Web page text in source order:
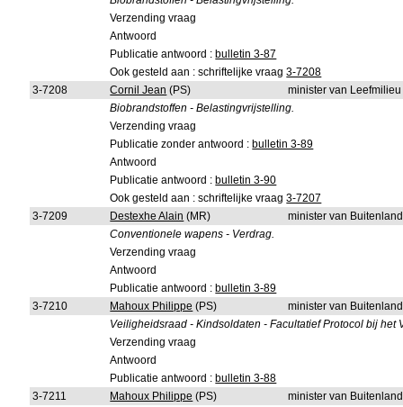
Verzending vraag
Antwoord
Publicatie antwoord : bulletin 3-87
Ook gesteld aan : schriftelijke vraag3-7208
3-7208
Cornil Jean (PS)
minister van
Biobrandstoffen - Belastingvrijstelling.
Verzending vraag
Publicatie zonder antwoord : bulletin 3-89
Antwoord
Publicatie antwoord : bulletin 3-90
Ook gesteld aan : schriftelijke vraag3-7207
3-7209
Destexhe Alain (MR)
minister van
Conventionele wapens - Verdrag.
Verzending vraag
Antwoord
Publicatie antwoord : bulletin 3-89
3-7210
Mahoux Philippe (PS)
minister van
Veiligheidsraad - Kindsoldaten - Facultatief Protocol bij
Verzending vraag
Antwoord
Publicatie antwoord : bulletin 3-88
3-7211
Mahoux Philippe (PS)
minister van